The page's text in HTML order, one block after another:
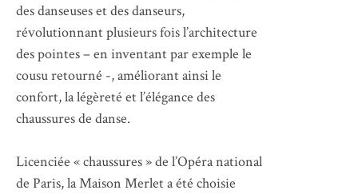
des danseuses et des danseurs,
révolutionnant plusieurs fois l’architecture
des pointes – en inventant par exemple le
cousu retourné -, améliorant ainsi le
confort, la légèreté et l’élégance des
chaussures de danse.
Licenciée « chaussures » de l’Opéra national
de Paris, la Maison Merlet a été choisie